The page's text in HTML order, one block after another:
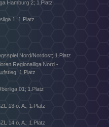
Hamburg 2; 1.Platz
1; 1.Platz
Nord/Nordost; 1.Platz
Regionalliga Nord -
1.Platz
01; 1.Platz
13 o. A.; 1.Platz
14 o. A.; 1.Platz